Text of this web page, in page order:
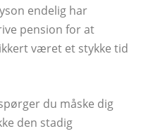
endelig har
pension for at
været et stykke tid
du måske dig
den stadig